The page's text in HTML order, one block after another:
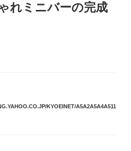
れミニバーの完成
KYOEINET/A5A2A5A4A511